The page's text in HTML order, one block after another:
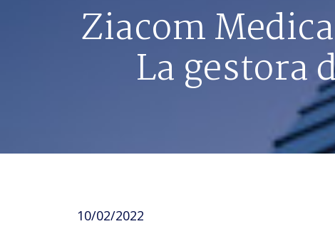
Ziacom
La gestora
10/02/2022